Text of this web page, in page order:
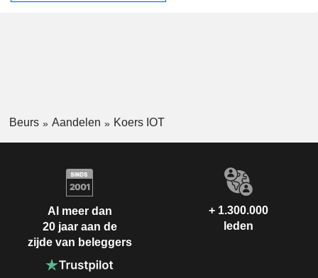
Beurs Aandelen Koers IOT
Al meer dan
20 jaar aan de
zijde van beleggers
+ 1.300.000
leden